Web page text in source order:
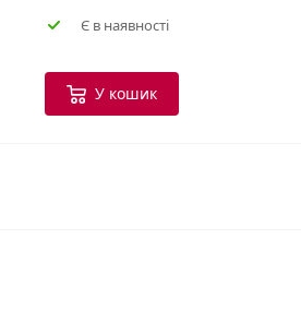
Є в наявності
У кошик